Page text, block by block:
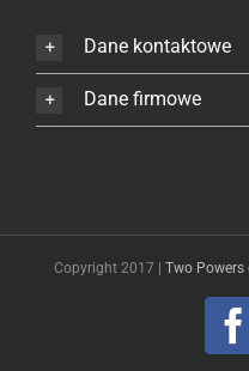
Dane kontaktowe
Dane firmowe
Copyright 2017 | Two